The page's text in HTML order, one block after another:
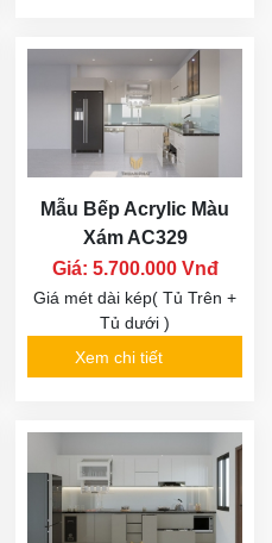
Mẫu Bếp Acrylic Màu
Xám AC329
Giá: 5.700.000 Vnđ
Giá mét dài kép( Tủ Trên +
Tủ dưới )
Xem chi tiết